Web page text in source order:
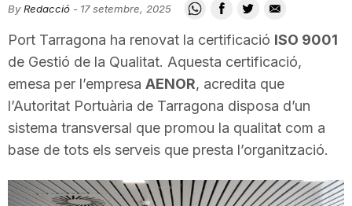
i
u
t
a
By Redacció - 17 setembre, 2025
Port Tarragona ha renovat la certificació ISO 9001
de Gestió de la Qualitat. Aquesta certificació,
emesa per l’empresa AENOR, acredita que
l’Autoritat Portuària de Tarragona disposa d’un
sistema transversal que promou la qualitat com a
base de tots els serveis que presta l’organització.